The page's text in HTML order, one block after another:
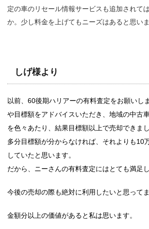
定の車のリセール情報サービスも追加されて
か。少し料金を上げてもニーズはあると思いま
しげ様より
以前、60後期ハリアーの有料査定をお願いし
や目標額をアドバイスいただき、地域の中古
を色々あたり、結果目標額以上で売却できまし
多分目標額が分からなければ、それよりも10
していたと思います。
だから、ニーさんの有料査定にはとても満足し
今後の売却の際も絶対に利用したいと思ってま
金額分以上の価値があると私は思います。